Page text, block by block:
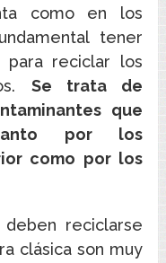
como en los
tener
para reciclar los
Se trata de
que
por los
como por los
reciclarse
clásica son muy